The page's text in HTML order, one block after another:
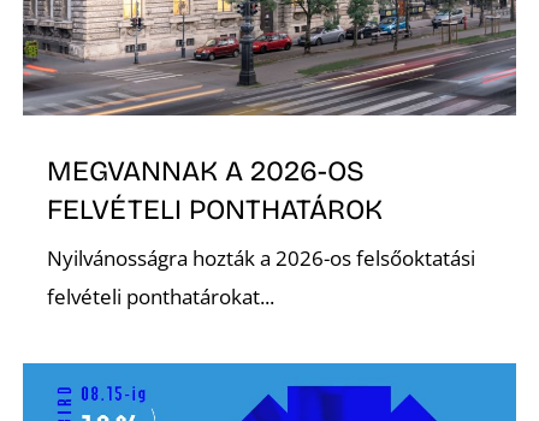
MEGVANNAK A 2026-OS
FELVÉTELI PONTHATÁROK
Nyilvánosságra hozták a 2026-os felsőoktatási
felvételi ponthatárokat...